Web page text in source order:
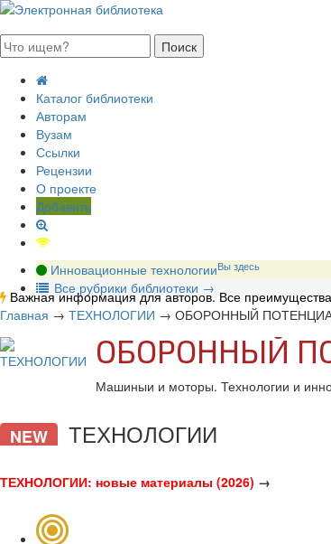
Каталог библиотеки
Авторам
Вузам
Ссылки
Рецензии
О проекте
Добавить
Инновационные технологииВы здесь
Все рубрики библиотеки →
Важная информация для авторов. Все
Главная → ТЕХНОЛОГИИ → ОБОРОННЫЙ
ОБОРОННЫЙ
Машиныи и моторы. Технологии и
NEW ТЕХНОЛОГИИ
ТЕХНОЛОГИИ: новые материалы (2026) →